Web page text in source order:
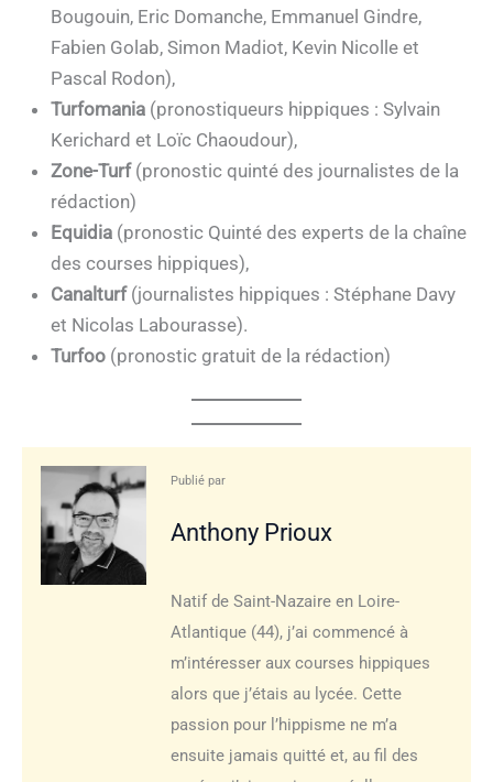
Bougouin, Eric Domanche, Emmanuel Gindre,
Fabien Golab, Simon Madiot, Kevin Nicolle et
Pascal Rodon),
Turfomania(pronostiqueurs hippiques : Sylvain
Kerichard et Loïc Chaoudour),
Zone-Turf(pronostic quinté des journalistes de la
rédaction)
Equidia (pronostic Quinté des experts de la chaîne
des courses hippiques),
Canalturf(journalistes hippiques : Stéphane Davy
et Nicolas Labourasse).
Turfoo(pronostic gratuit de la rédaction)
Publié par
Anthony Prioux
Natif de Saint-Nazaire en Loire-
Atlantique (44), j’ai commencé à
m’intéresser aux courses hippiques
alors que j’étais au lycée. Cette
passion pour l’hippisme ne m’a
ensuite jamais quitté et, au fil des